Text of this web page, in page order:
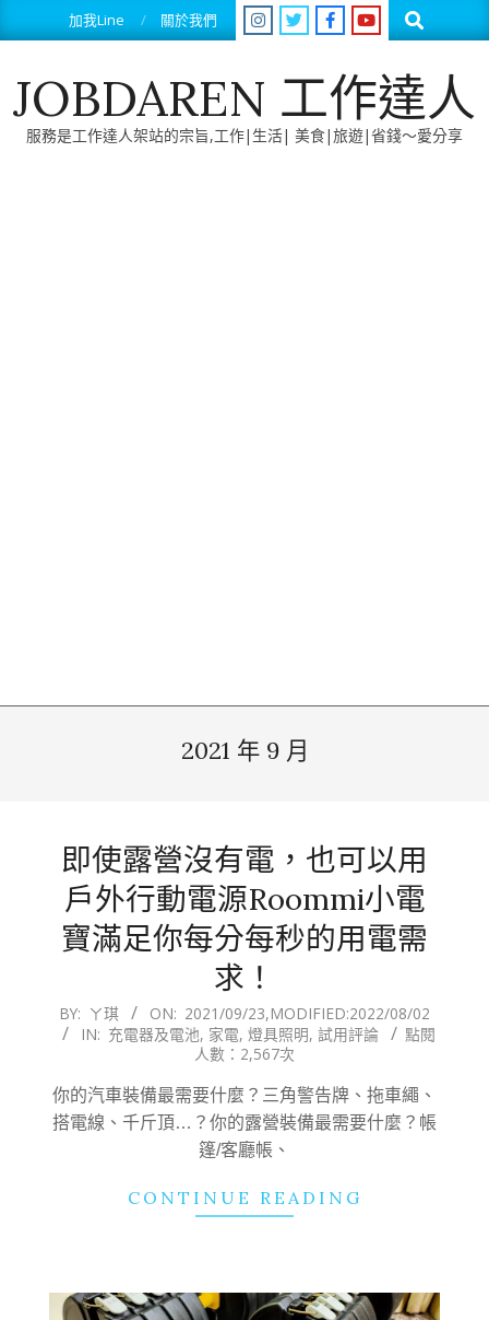
to
加我Line 關於我們 Search
JOBDAREN 工作達人
服務是工作達人架站的宗旨,工作|生活| 美食|旅遊|省錢～愛分享
2021 年 9 月
即使露營沒有電，也可以用
戶外行動電源Roommi小電
寶滿足你每分每秒的用電需
求！
2021-
09-
BY: ㄚ琪 ON: 2021/09/23,MODIFIED:2022/08/02
IN: 充電器及電池, 家電, 燈具照明, 試用評論
點閱
人數：2,567次
你的汽車裝備最需要什麼？三角警告牌、拖車繩、
搭電線、千斤頂…？你的露營裝備最需要什麼？帳
篷/客廳帳、
CONTINUE READING